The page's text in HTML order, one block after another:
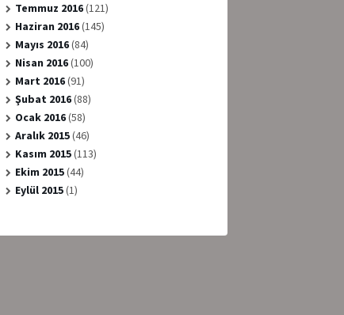
Temmuz 2016(121)
Haziran 2016(145)
Mayıs 2016(84)
Nisan 2016(100)
Mart 2016(91)
Şubat 2016(88)
Ocak 2016(58)
Aralık 2015(46)
Kasım 2015(113)
Ekim 2015(44)
Eylül 2015(1)